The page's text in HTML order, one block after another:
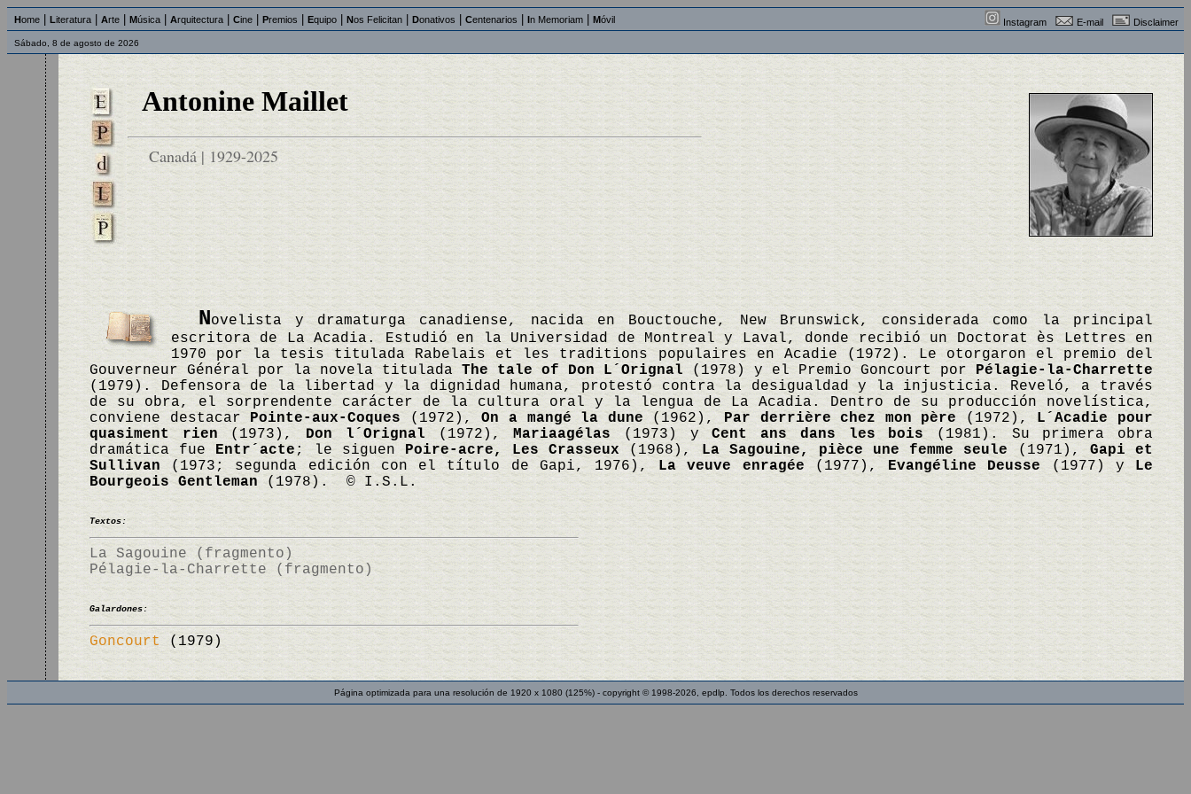
Home Literatura Arte Música Arquitectura Cine Premios Equipo Nos Felicitan Donativos Centenarios In Memoriam Móvil Instagram E-mail Disclaimer
Sábado, 8 de agosto de 2026
Antonine Maillet
Canadá | 1929-2025
Novelista y dramaturga canadiense, nacida en Bouctouche, New Brunswick, considerada como la principal
escritora de La Acadia. Estudió en la Universidad de Montreal y Laval, donde recibió un Doctorat ès Lettres en
1970 por la tesis titulada Rabelais et les traditions populaires en Acadie (1972). Le otorgaron el premio del
Gouverneur Général por la novela titulada The tale of Don L´Orignal (1978) y el Premio Goncourt por Pélagie-la-Charrette
(1979). Defensora de la libertad y la dignidad humana, protestó contra la desigualdad y la injusticia. Reveló, a través
de su obra, el sorprendente carácter de la cultura oral y la lengua de La Acadia. Dentro de su producción novelística,
conviene destacar Pointe-aux-Coques(1972),On a mangé la dune (1962),Par derrière chez mon père (1972),L´Acadie pour
quasiment rien (1973), Don l´Orignal (1972),Mariaagélas (1973) yCent ans dans les bois(1981). Su primera obra
dramática fue Entr´acte ; le siguen Poire-acre, Les Crasseux (1968),La Sagouine, pièce une femme seule (1971), Gapi et
Sullivan (1973; segunda edición con el título de Gapi, 1976), La veuve enragée(1977), Evangéline Deusse (1977) y Le
Bourgeois Gentleman (1978). © I.S.L.
Textos:
La Sagouine (fragmento)
Pélagie-la-Charrette (fragmento)
Galardones:
Goncourt (1979)
Página optimizada para una resolución de 1920 x 1080 (125%) - copyright © 1998-2026, epdlp. Todos los derechos reservados